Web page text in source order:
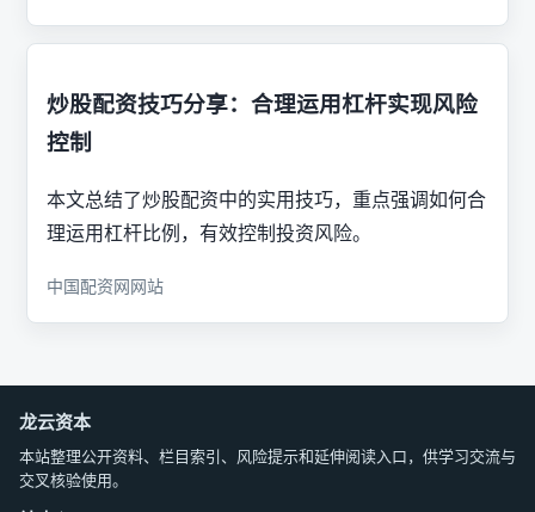
炒股配资技巧分享：合理运用杠杆实现风险
控制
本文总结了炒股配资中的实用技巧，重点强调如何合
理运用杠杆比例，有效控制投资风险。
中国配资网网站
龙云资本
本站整理公开资料、栏目索引、风险提示和延伸阅读入口，供学习交流与
交叉核验使用。